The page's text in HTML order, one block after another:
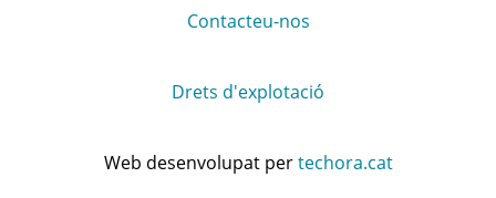
Contacteu-nos
Drets d'explotació
Web desenvolupat pertechora.cat